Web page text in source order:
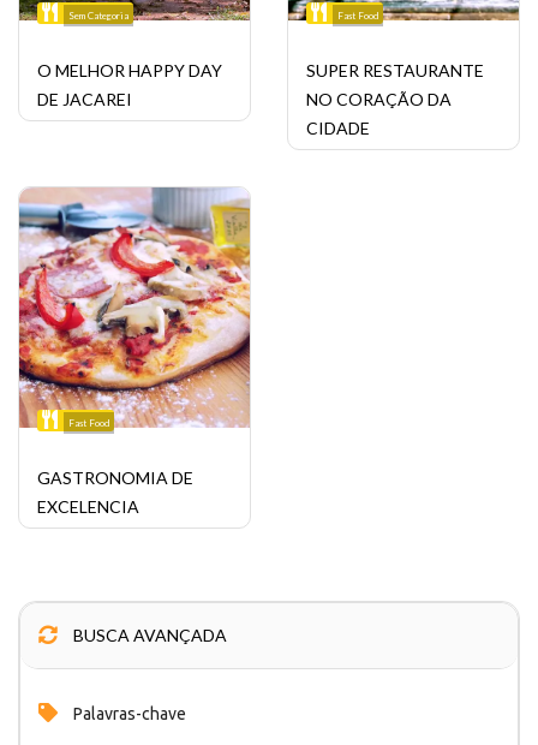
Sem Categoria
O MELHOR HAPPY DAY
DE JACAREI
Fast Food
SUPER RESTAURANTE
NO CORAÇÃO DA
CIDADE
Fast Food
GASTRONOMIA DE
EXCELENCIA
BUSCA AVANÇADA
Palavras-chave